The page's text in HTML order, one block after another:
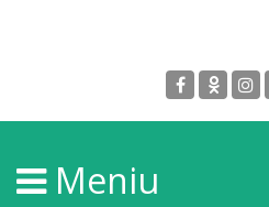
DGPDC
Informații
Meniu